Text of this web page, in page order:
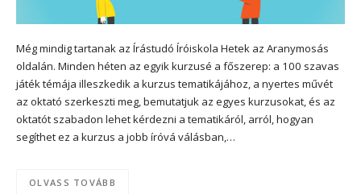
Még mindig tartanak az Írástudó Íróiskola Hetek az Aranymosás
oldalán. Minden héten az egyik kurzusé a főszerep: a 100 szavas
játék témája illeszkedik a kurzus tematikájához, a nyertes művét
az oktató szerkeszti meg, bemutatjuk az egyes kurzusokat, és az
oktatót szabadon lehet kérdezni a tematikáról, arról, hogyan
segíthet ez a kurzus a jobb íróvá válásban,…
OLVASS TOVÁBB